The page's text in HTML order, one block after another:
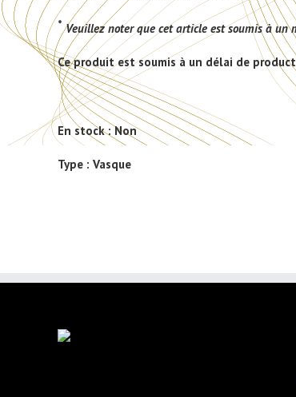
*Veuillez noter que cet article est soumis à un
Ce produit est soumis à un délai de
En stock :Non
Type : Vasque